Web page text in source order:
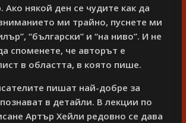
Ако някой ден се чудите как да
ми трайно, пуснете ми
“български” и “на ниво”. И не
споменете, че авторът е
в областта, в която пише.
пишат най-добре за
в детайли. В лекции по
Артър Хейли редовно се дава